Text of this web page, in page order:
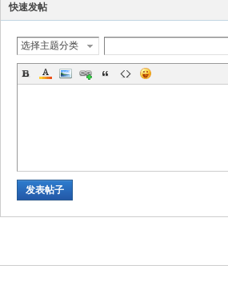
快速发帖
选择主题分类
发表帖子